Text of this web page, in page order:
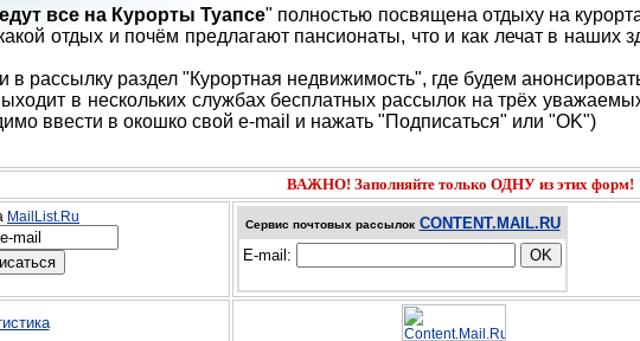
все на Курорты Туапсе" полностью посвящена отдыху на
отдых и почём предлагают пансионаты, что и как лечат в наших
в рассылку раздел "Курортная недвижимость", где будем
в нескольких службах бесплатных рассылок на трёх
ввести в окошко свой e-mail и нажать "Подписаться" или "OK")
ВАЖНО! Заполняйте только ОДНУ из этих форм!
MailList.Ru Сервис почтовых рассылок CONTENT.MAIL.RU
E-mail: